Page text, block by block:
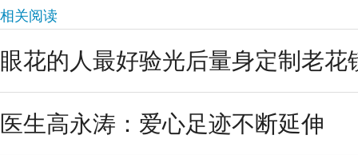
相关阅读
眼花的人最好验光后量身定制老花
医生高永涛：爱心足迹不断延伸